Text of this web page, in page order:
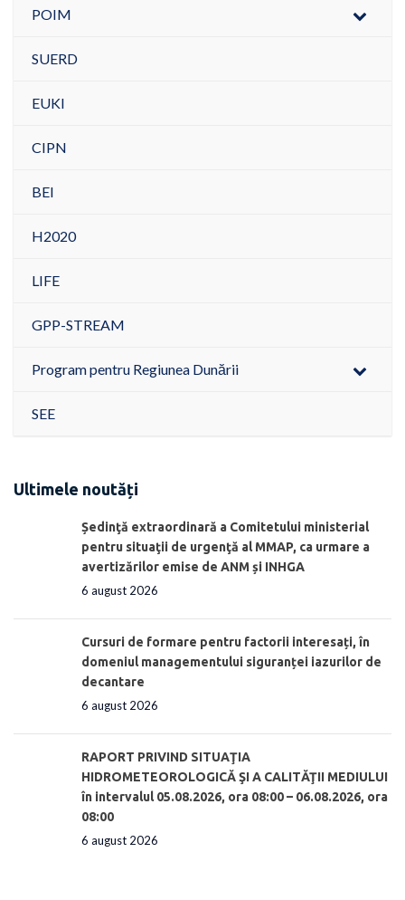
POIM
SUERD
EUKI
CIPN
BEI
H2020
LIFE
GPP-STREAM
Program pentru Regiunea Dunării
SEE
Ultimele noutăți
Ședinţă extraordinară a Comitetului ministerial
pentru situaţii de urgenţă al MMAP, ca urmare a
avertizărilor emise de ANM și INHGA
6 august 2026
Cursuri de formare pentru factorii interesați, în
domeniul managementului siguranței iazurilor de
decantare
6 august 2026
RAPORT PRIVIND SITUAŢIA
HIDROMETEOROLOGICĂ ŞI A CALITĂŢII MEDIULUI
în intervalul 05.08.2026, ora 08:00 – 06.08.2026, ora
08:00
6 august 2026